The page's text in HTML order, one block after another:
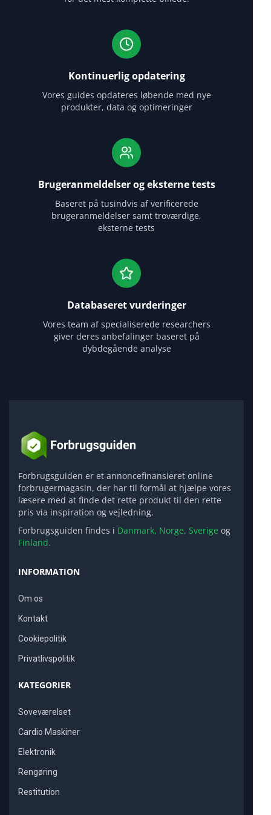
Kontinuerlig opdatering
Vores guides opdateres løbende med nye
produkter, data og optimeringer
Brugeranmeldelser og eksterne tests
Baseret på tusindvis af verificerede
brugeranmeldelser samt troværdige,
eksterne tests
Databaseret vurderinger
Vores team af specialiserede researchers
giver deres anbefalinger baseret på
dybdegående analyse
Forbrugsguiden er et annoncefinansieret online
forbrugermagasin, der har til formål at hjælpe vores
læsere med at finde det rette produkt til den rette
pris via inspiration og vejledning.
Forbrugsguiden findes i Danmark, Norge, Sverige og
Finland.
INFORMATION
Om os
Kontakt
Cookiepolitik
Privatlivspolitik
KATEGORIER
Soveværelset
Cardio Maskiner
Elektronik
Rengøring
Restitution